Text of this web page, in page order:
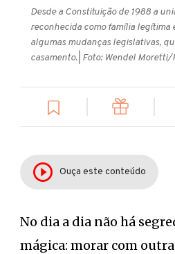
Desde a Constituição de 1988 a
reconhecida como família legítima
algumas mudanças legislativas,
casamento. | Foto: Wendel Moretti/
Ouça este conteúdo
No dia a dia não há
mágica: morar com